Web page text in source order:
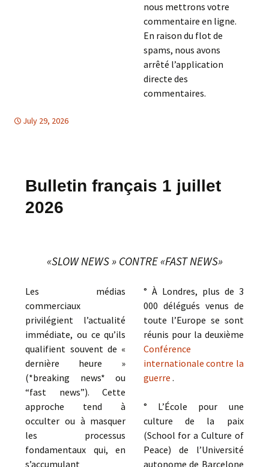
nous mettrons votre
commentaire en ligne.
En raison du flot de
spams, nous avons
arrêté l’application
directe des
commentaires.
July 29, 2026
Bulletin français 1 juillet
2026
«SLOW NEWS » CONTRE «FAST NEWS»
Les médias
commerciaux
privilégient l’actualité
immédiate, ou ce qu’ils
qualifient souvent de «
dernière heure »
(*breaking news* ou
“fast news”). Cette
approche tend à
occulter ou à masquer
les processus
fondamentaux qui, en
s’accumulant
° À Londres, plus de 3
000 délégués venus de
toute l’Europe se sont
réunis pour la deuxième
Conférence
internationale contre la
guerre .
° L’École pour une
culture de la paix
(School for a Culture of
Peace) de l’Université
autonome de Barcelone